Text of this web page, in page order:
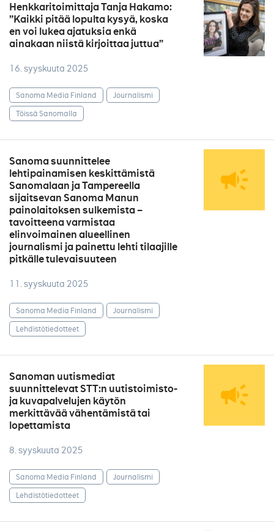
Henkkaritoimittaja Tanja Hakamo:
”Kaikki pitää lopulta kysyä, koska
en voi lukea ajatuksia enkä
ainakaan niistä kirjoittaa juttua”
16. syyskuuta 2025
Sanoma Media Finland
Journalismi
Töissä Sanomalla
Sanoma suunnittelee
lehtipainamisen keskittämistä
Sanomalaan ja Tampereella
sijaitsevan Sanoma Manun
painolaitoksen sulkemista –
tavoitteena varmistaa
elinvoimainen alueellinen
journalismi ja painettu lehti tilaajille
pitkälle tulevaisuuteen
11. syyskuuta 2025
Sanoma Media Finland
Journalismi
Lehdistötiedotteet
Sanoman uutismediat
suunnittelevat STT:n uutistoimisto-
ja kuvapalvelujen käytön
merkittävää vähentämistä tai
lopettamista
8. syyskuuta 2025
Sanoma Media Finland
Journalismi
Lehdistötiedotteet